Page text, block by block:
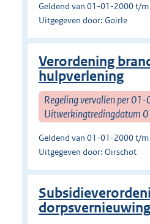
Geldend van 01-01-2000 t/
Uitgegeven door: Goirle
Verordening
hulpverlening
Regeling vervallen per
Uitwerkingtredingdatum
Geldend van 01-01-2000 t/
Uitgegeven door: Oirschot